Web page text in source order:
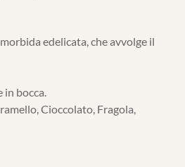
edelicata, che avvolge il
in bocca.
Cioccolato, Fragola,